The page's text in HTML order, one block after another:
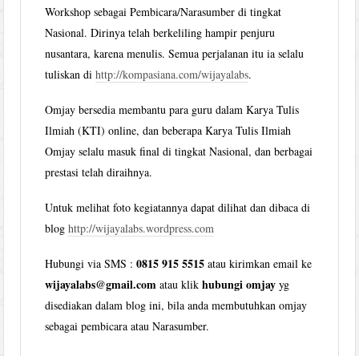
Workshop sebagai Pembicara/Narasumber di tingkat
Nasional. Dirinya telah berkeliling hampir penjuru
nusantara, karena menulis. Semua perjalanan itu ia selalu
tuliskan dihttp://kompasiana.com/wijayalabs.
Omjay bersedia membantu para guru dalam Karya Tulis
Ilmiah (KTI) online, dan beberapa Karya Tulis Ilmiah
Omjay selalu masuk final di tingkat Nasional, dan berbagai
prestasi telah diraihnya.
Untuk melihat foto kegiatannya dapat dilihat dan dibaca di
bloghttp://wijayalabs.wordpress.com
Hubungi via SMS :0815 915 5515 atau kirimkan email ke
wijayalabs@gmail.com atau klikhubungi omjay yg
disediakan dalam blog ini, bila anda membutuhkan omjay
sebagai pembicara atau Narasumber.